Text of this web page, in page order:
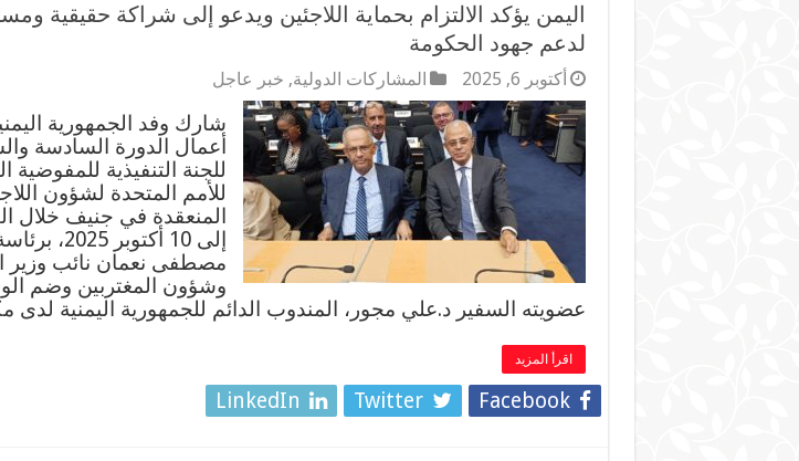
اليمن يؤكد الالتزام بحماية اللاجئين ويدعو إلى شراكة حقيقية
لدعم جهود الحكومة
أكتوبر 6, 2025 المشاركات الدولية, خبر عاجل
شارك وفد الجمهورية
أعمال الدورة السادسة
للجنة التنفيذية للمفوضية
للأمم المتحدة لشؤون
إلى 10 أكتوبر
مصطفى نعمان نائب وزير
وشؤون المغتربين وضم
عضويته السفير د.علي مجور، المندوب الدائم للجمهورية اليمنية
اقرأ المزيد
Facebook
Twitter
LinkedIn